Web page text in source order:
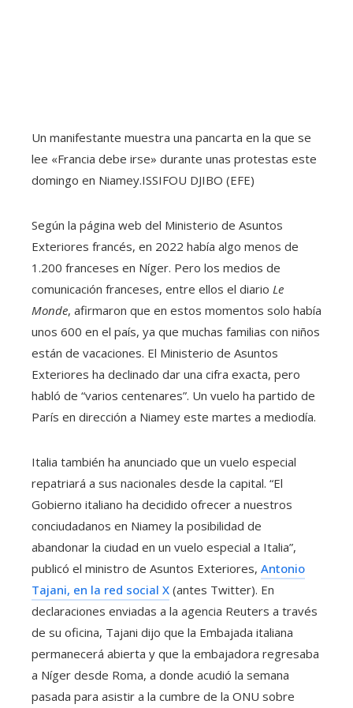
Un manifestante muestra una pancarta en la que se
lee «Francia debe irse» durante unas protestas este
domingo en Niamey.ISSIFOU DJIBO (EFE)
Según la página web del Ministerio de Asuntos
Exteriores francés, en 2022 había algo menos de
1.200 franceses en Níger. Pero los medios de
comunicación franceses, entre ellos el diario Le
Monde, afirmaron que en estos momentos solo había
unos 600 en el país, ya que muchas familias con niños
están de vacaciones. El Ministerio de Asuntos
Exteriores ha declinado dar una cifra exacta, pero
habló de “varios centenares”. Un vuelo ha partido de
París en dirección a Niamey este martes a mediodía.
Italia también ha anunciado que un vuelo especial
repatriará a sus nacionales desde la capital. “El
Gobierno italiano ha decidido ofrecer a nuestros
conciudadanos en Niamey la posibilidad de
abandonar la ciudad en un vuelo especial a Italia”,
publicó el ministro de Asuntos Exteriores, Antonio
Tajani, en la red social X (antes Twitter). En
declaraciones enviadas a la agencia Reuters a través
de su oficina, Tajani dijo que la Embajada italiana
permanecerá abierta y que la embajadora regresaba
a Níger desde Roma, a donde acudió la semana
pasada para asistir a la cumbre de la ONU sobre